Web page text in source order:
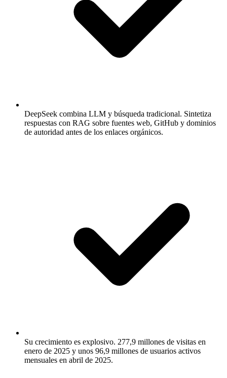
DeepSeek combina LLM y búsqueda tradicional. Sintetiza
respuestas con RAG sobre fuentes web, GitHub y dominios
de autoridad antes de los enlaces orgánicos.
Su crecimiento es explosivo. 277,9 millones de visitas en
enero de 2025 y unos 96,9 millones de usuarios activos
mensuales en abril de 2025.